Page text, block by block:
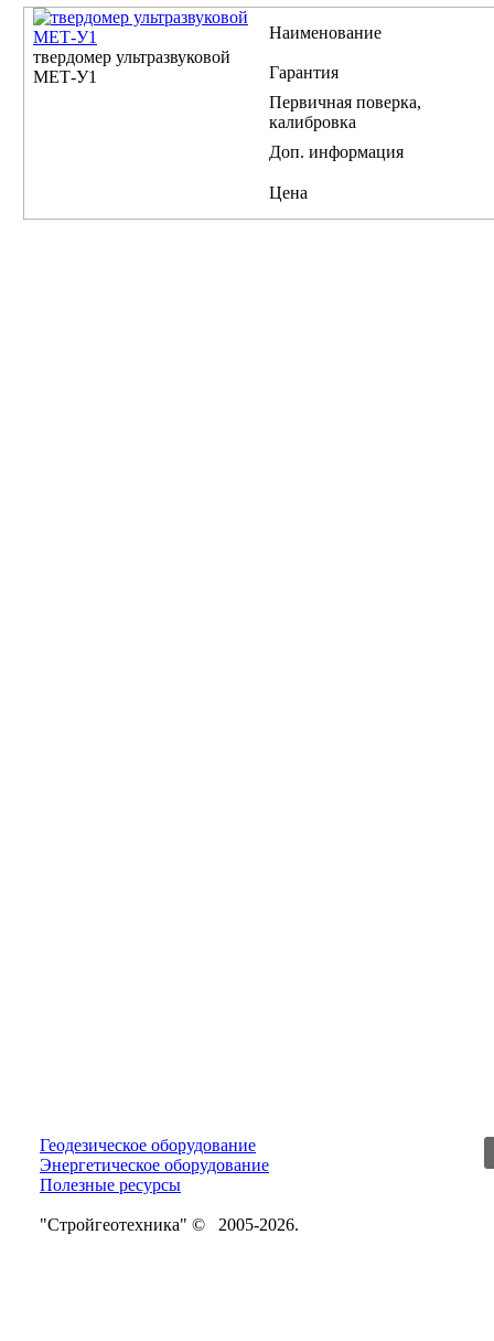
твердомер ультразвуковой
МЕТ-У1
Наименование
Гарантия
Первичная поверка,
калибровка
Доп. информация
Цена
Геодезическое оборудование
Энергетическое оборудование
Полезные ресурсы
"Стройгеотехника" © 2005-2026.